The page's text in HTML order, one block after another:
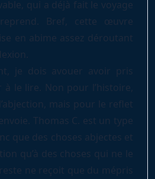
qui a déjà fait le voyage
Bref, cette œuvre
en abime assez déroutant
je dois avouer avoir pris
le lire. Non pour l’histoire,
mais pour le reflet
Thomas C. est un type
que des choses abjectes et
qu’à des choses qui ne le
ne reçoit que du mépris